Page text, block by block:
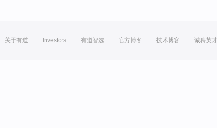
关于有道 Investors 有道智选 官方博客 技术博客 诚聘英才